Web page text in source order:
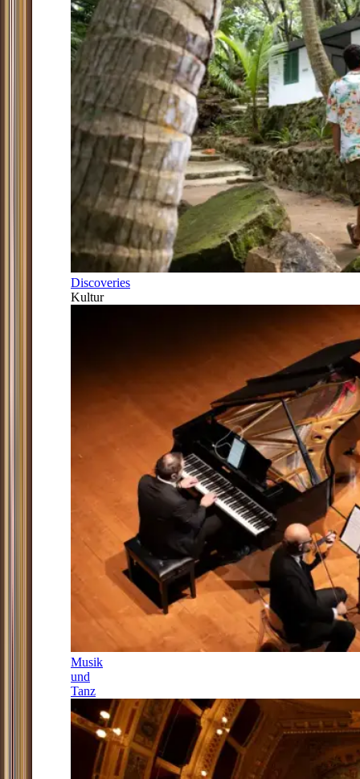
Discoveries
Kultur
Musik
und
Tanz